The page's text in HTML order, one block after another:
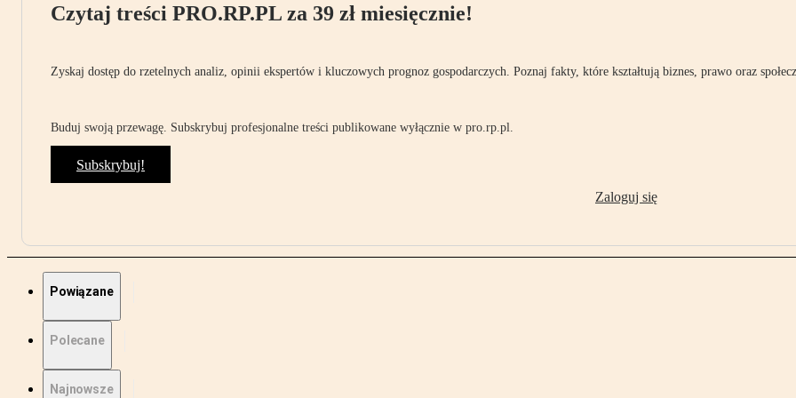
Czytaj treści PRO.RP.PL za 39 zł miesięcznie!
Zyskaj dostęp do rzetelnych analiz, opinii ekspertów i kluczowych prognoz gospodarczych. Poznaj fakty, które kształtują biznes, prawo oraz
Buduj swoją przewagę. Subskrybuj profesjonalne treści publikowane wyłącznie w pro.rp.pl.
Subskrybuj!
Zaloguj się
Powiązane
Polecane
Najnowsze